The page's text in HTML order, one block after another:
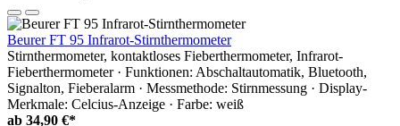
Beurer FT 95 Infrarot-Stirnthermometer
Stirnthermometer, kontaktloses Fieberthermometer, Infrarot-
Fieberthermometer · Funktionen: Abschaltautomatik, Bluetooth,
Signalton, Fieberalarm · Messmethode: Stirnmessung · Display-
Merkmale: Celcius-Anzeige · Farbe: weiß
ab 34,90 €*